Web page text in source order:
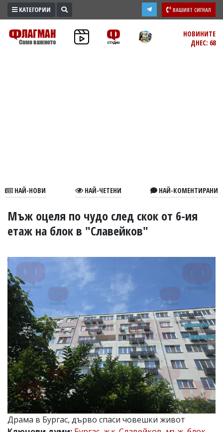
ПРОМО
ЗОНА
В
УКРАЙНА
РАЗСЛЕДВАНЕ
БИЗНЕС
ЮГ
Управители:
Веселин
Василев,
email:
v.vasilev@flagman.bg
Катя
Касабова,
еmail:k.kassabova@flagman.bg
Главен
редактор:
Иван
Колев,
КАТЕГОРИИ ВАШИЯТ СИГНАЛ
НОВИНИТЕ
ДНЕС: 68
НАЙ-НОВИ НАЙ-ЧЕТЕНИ НАЙ-КОМЕНТИРАНИ
Мъж оцеля по чудо след скок от 6-ия
етаж на блок в "Славейков"
Драма в Бургас, дърво спаси човешки живот